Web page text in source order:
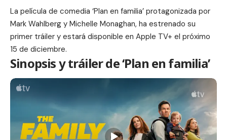
La película de comedia ‘Plan en familia’ protagonizada por
Mark Wahlberg y Michelle Monaghan, ha estrenado su
primer tráiler y estará disponible en Apple TV+ el próximo
15 de diciembre.
Sinopsis y tráiler de ‘Plan en familia’